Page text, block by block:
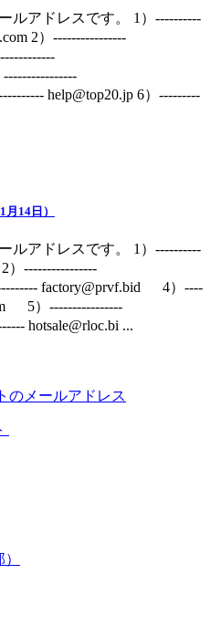
ルアドレスです。 1）----------
2）----------------
----------------
help@top20.jp 6）---------
14日）
ルアドレスです。 1）----------
）----------------
factory@prvf.bid 4）----
5）----------------
hotsale@rloc.bi ...
のメールアドレス